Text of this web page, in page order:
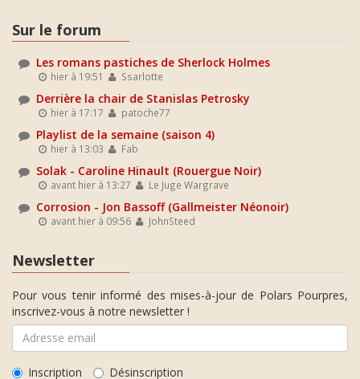
Sur le forum
Les romans pastiches de Sherlock Holmes
hier à 19:51 Ssarlotte
Derrière la chair de Stanislas Petrosky
hier à 17:17 patoche77
Playlist de la semaine (saison 4)
hier à 13:03 Fab
Solak - Caroline Hinault (Rouergue Noir)
avant hier à 13:27 Le Juge Wargrave
Corrosion - Jon Bassoff (Gallmeister Néonoir)
avant hier à 09:56 JohnSteed
Newsletter
Pour vous tenir informé des mises-à-jour de Polars Pourpres,
inscrivez-vous à notre newsletter !
Inscription Désinscription